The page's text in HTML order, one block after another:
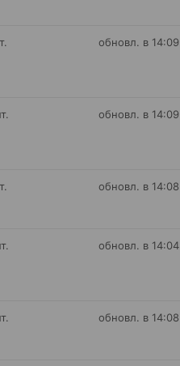
обновл. в 14:09
обновл. в 14:09
обновл. в 14:08
обновл. в 14:04
обновл. в 14:08